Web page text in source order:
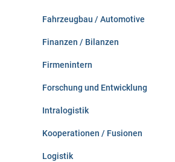
Fahrzeugbau / Automotive
Finanzen / Bilanzen
Firmenintern
Forschung und Entwicklung
Intralogistik
Kooperationen / Fusionen
Logistik